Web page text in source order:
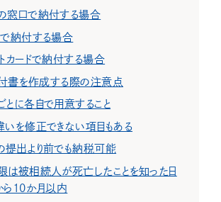
窓口で納付する場合
で納付する場合
カードで納付する場合
書を作成する際の注意点
とに各自で用意すること
いを修正できない項目もある
提出より前でも納税可能
は被相続人が死亡したことを知った日
ら10か月以内